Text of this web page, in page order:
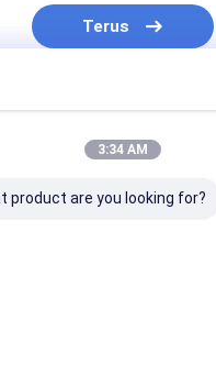
diperluas
berlubang
Terus
3:34 AM
product are you looking for?